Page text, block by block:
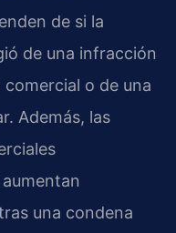
de si la
de una infracción
o de una
Además, las
una condena